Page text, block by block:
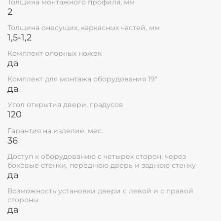
необходим для закрытия шкафа для
инфраструктуры установленной внутри
запираемого корпуса 19".
установленный в поворотной ручке, угол
Кабельные вводы расположены как сверху,
так и снизу шкафа, необходимы для ввода
Телекоммуникационные шкафы Ripo
порошковая с высокими защитными и
Шкафы имеют соответствие ГОСТ Р 53246-
2008.
шкафов составляет не менее 25 лет.
Толщина монтажного профиля, мм
2
Толщина онесущих, каркасных частей, мм
1,5-1,2
Комплект опорных ножек
да
Комплект для монтажа оборудования 19"
да
Угол открытия двери, градусов
120
Гарантия на изделие, мес.
36
Доступ к оборудованию с четырех сторон, через
боковые стенки, переднюю дверь и заднюю стенку
да
Возможность установки двери с левой и с правой
стороны
да